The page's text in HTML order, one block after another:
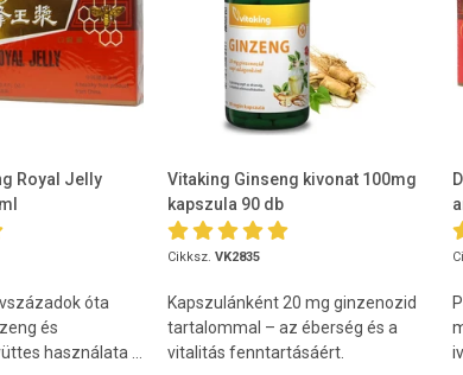
Royal Jelly
óta
és
használata ...
Vitaking Ginseng kivonat 100mg
kapszula 90 db
Cikksz. VK2835
Kapszulánként 20 mg ginzenozid
tartalommal – az éberség és a
vitalitás fenntartásáért.